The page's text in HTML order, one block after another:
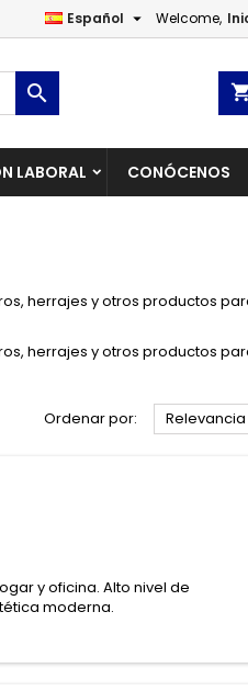
Welcome,
Español 

LABORAL CONÓCENOS
herrajes y otros productos
herrajes y otros productos
Ordenar por: Relevancia
y oficina. Alto nivel de
moderna.